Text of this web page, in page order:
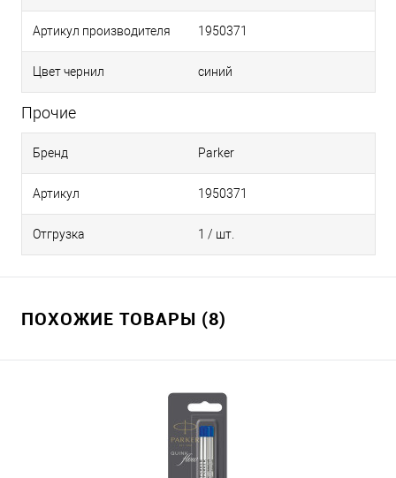
Артикул производителя 1950371
Цвет чернил синий
Прочие
Бренд Parker
Артикул 1950371
Отгрузка 1 / шт.
ПОХОЖИЕ ТОВАРЫ (8)